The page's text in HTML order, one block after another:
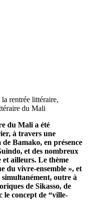
rentrée littéraire,
du Mali
du Mali a été
à travers une
Bamako, en présence
et des nombreux
ailleurs. Le thème
du vivre-ensemble », et
simultanément, outre à
de Sikasso, de
le concept de “ville-